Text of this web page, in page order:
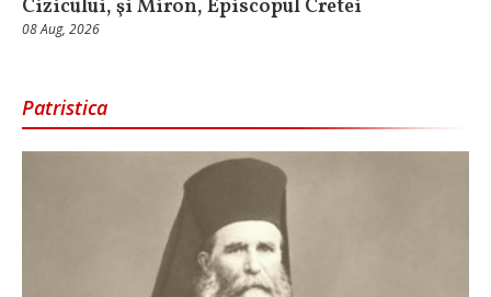
Cizicului, şi Miron, Episcopul Cretei
08 Aug, 2026
Patristica